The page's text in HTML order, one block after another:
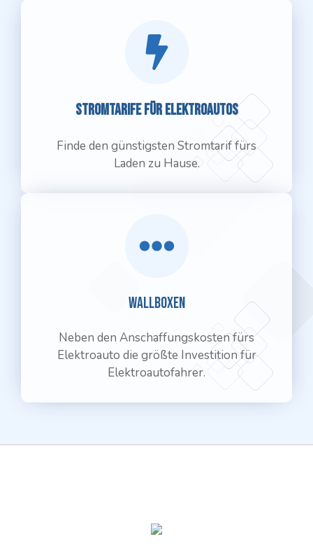
Stromtarife für elektroautos
Finde den günstigsten Stromtarif fürs
Laden zu Hause.
Wallboxen
Neben den Anschaffungskosten fürs
Elektroauto die größte Investition für
Elektroautofahrer.